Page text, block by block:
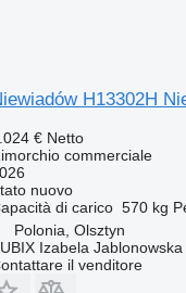
H13302H
€ Netto
commerciale
nuovo
di carico 570 kg
Polonia, Olsztyn
Izabela Jablonowska
il venditore